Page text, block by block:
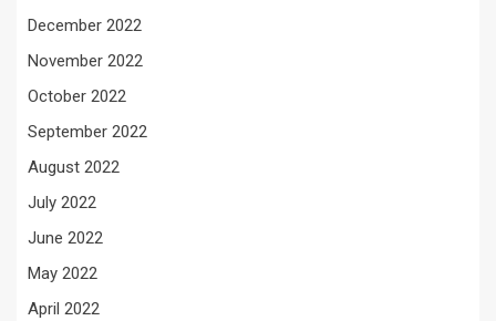
December 2022
November 2022
October 2022
September 2022
August 2022
July 2022
June 2022
May 2022
April 2022